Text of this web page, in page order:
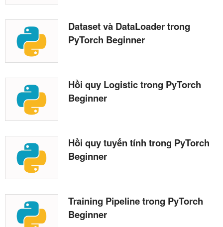
Dataset và DataLoader trong
PyTorch Beginner
Hồi quy Logistic trong PyTorch
Beginner
Hồi quy tuyến tính trong PyTorch
Beginner
Training Pipeline trong PyTorch
Beginner